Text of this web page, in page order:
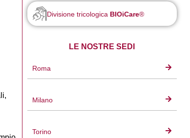
Divisione tricologica BIOiCare®
LE NOSTRE SEDI
Roma
Milano
Torino